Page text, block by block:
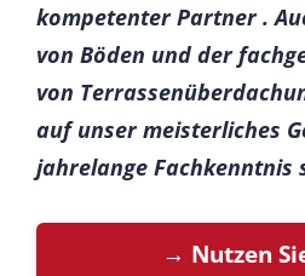
kompetenter Partner .
von Böden und der
von
auf unser meisterliches
jahrelange Fachkenntnis
→ Nutzen